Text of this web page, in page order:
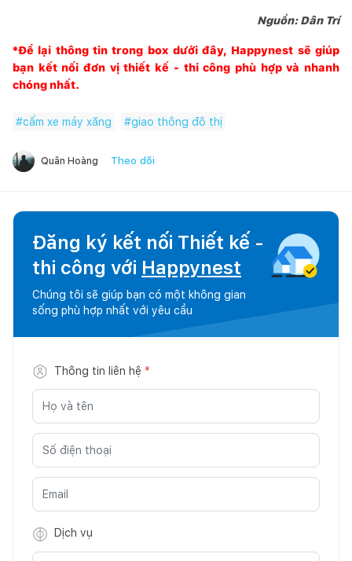
Nguồn: Dân Trí
*Để lại thông tin trong box dưới đây, Happynest sẽ giúp
bạn kết nối đơn vị thiết kế - thi công phù hợp và nhanh
chóng nhất.
#cấm xe máy xăng #giao thông đô thị
Quân Hoàng Theo dõi
Đăng ký kết nối Thiết kế -
thi công với Happynest
Chúng tôi sẽ giúp bạn có một không gian
sống phù hợp nhất với yêu cầu
Thông tin liên hệ *
Dịch vụ